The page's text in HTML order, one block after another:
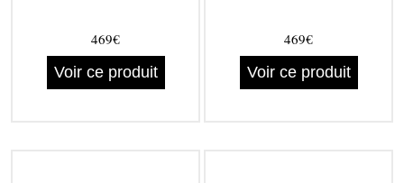
469€
Voir ce produit
469€
Voir ce produit